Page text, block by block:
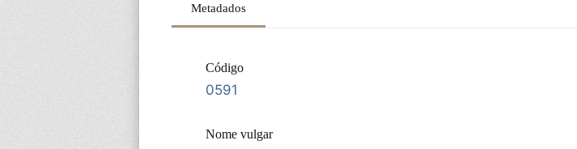
Metadados
Código
0591
Nome vulgar